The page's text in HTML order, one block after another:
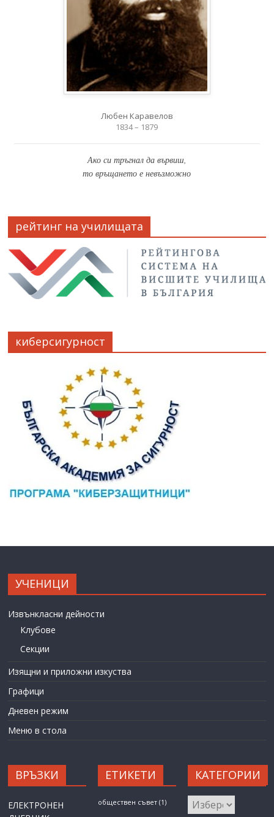
Любен Каравелов
1834 – 1879
Ако си тръгнал да вървиш,
то връщането е невъзможно
рейтинг на училищата
киберсигурност
УЧЕНИЦИ
Извънкласни дейности
Клубове
Секции
Изящни и приложни изкуства
Графици
Дневен режим
Меню в стола
ВРЪЗКИ
ЕЛЕКТРОНЕН
ЕТИКЕТИ
обществен съвет (1)
КАТЕГОРИИ
КАТЕГОРИИ